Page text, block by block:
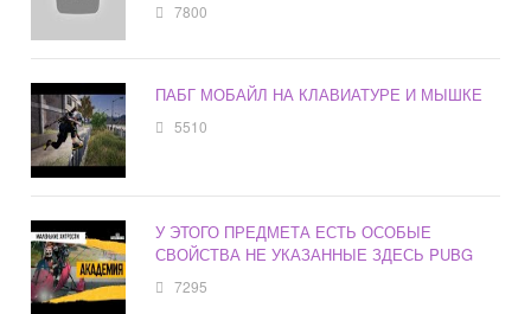
7800
ПАБГ МОБАЙЛ НА КЛАВИАТУРЕ И МЫШКЕ
5510
У ЭТОГО ПРЕДМЕТА ЕСТЬ ОСОБЫЕ
СВОЙСТВА НЕ УКАЗАННЫЕ ЗДЕСЬ PUBG
7295